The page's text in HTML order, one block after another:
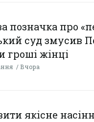
позначка про
суд змусив
гроші жінці
Вчора
якісне